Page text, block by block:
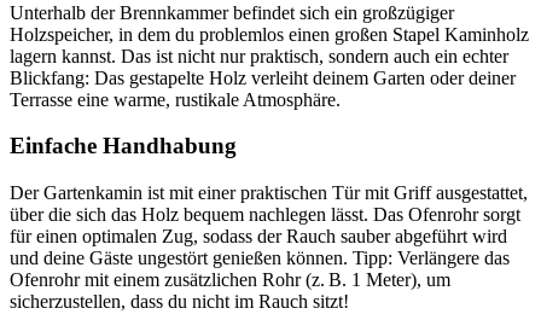
Unterhalb der Brennkammer befindet sich ein großzügiger
Holzspeicher, in dem du problemlos einen großen Stapel Kaminholz
lagern kannst. Das ist nicht nur praktisch, sondern auch ein echter
Blickfang: Das gestapelte Holz verleiht deinem Garten oder deiner
Terrasse eine warme, rustikale Atmosphäre.
Einfache Handhabung
Der Gartenkamin ist mit einer praktischen Tür mit Griff ausgestattet,
über die sich das Holz bequem nachlegen lässt. Das Ofenrohr sorgt
für einen optimalen Zug, sodass der Rauch sauber abgeführt wird
und deine Gäste ungestört genießen können. Tipp: Verlängere das
Ofenrohr mit einem zusätzlichen Rohr (z. B. 1 Meter), um
sicherzustellen, dass du nicht im Rauch sitzt!